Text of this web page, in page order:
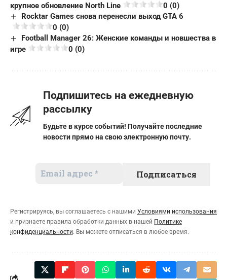
крупное обновление North Line
0 (0)
Rocktar Games снова перенесли выход GTA 6
0 (0)
Football Manager 26: Женские команды и новшества в
игре
0 (0)
Подпишитесь на ежедневную
рассылку
Будьте в курсе событий! Получайте последние
новости прямо на свою электронную почту.
Регистрируясь, вы соглашаетесь с нашими Условиями использования
и признаете правила обработки данных в нашей Политике
конфиденциальности. Вы можете отписаться в любое время.